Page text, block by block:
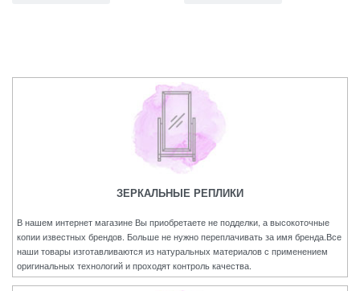
ЗЕРКАЛЬНЫЕ РЕПЛИКИ
В нашем интернет магазине Вы приобретаете не подделки, а высокоточные
копии известных брендов. Больше не нужно переплачивать за имя бренда.Все
наши товары изготавливаются из натуральных материалов с применением
оригинальных технологий и проходят контроль качества.